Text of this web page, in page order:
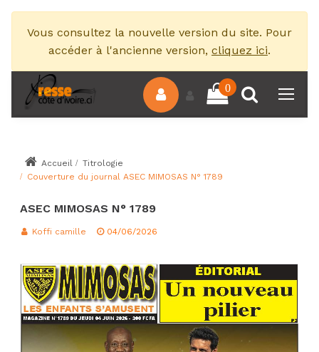
Vous consultez la nouvelle version du site. Pour
accéder à l'ancienne version, cliquez ici.
0
Accueil
Titrologie
Couverture du journal ASEC MIMOSAS N° 1789
ASEC MIMOSAS N° 1789
Koffi camille 04/06/2026